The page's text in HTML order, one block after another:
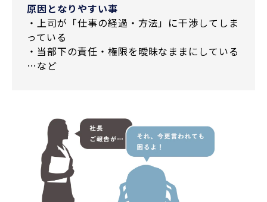
原因となりやすい事
・上司が「仕事の経過・方法」に干渉してしま
っている
・当部下の責任・権限を曖昧なままにしている
…など